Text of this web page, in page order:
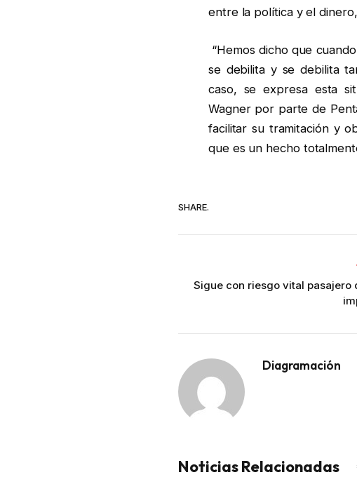
entre la política y el
“Hemos dicho que
se debilita y se debilita
caso, se expresa esta
Wagner por parte de
facilitar su tramitación y
que es un hecho
SHARE.
Sigue con riesgo vital pasajero
Diagramación
Noticias Relacionadas